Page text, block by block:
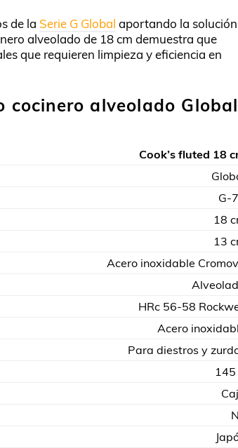
de la Serie G Global aportando la solución
alveolado de 18 cm demuestra que
que requieren limpieza y eficiencia en
alveolado Global
Cook’s fluted 18
G-
18
13
Acero inoxidable
HRc 56-58
Acero
Para diestros y
145